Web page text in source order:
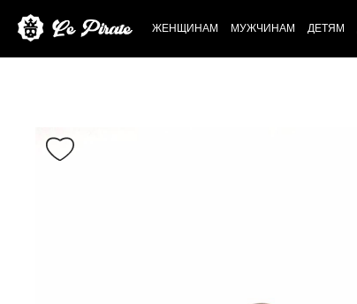
ЖЕНЩИНАМ МУЖЧИНАМ ДЕТЯМ